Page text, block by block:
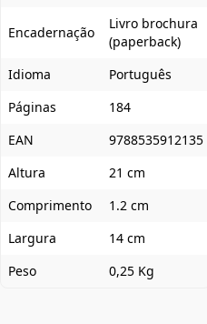
Encadernação
Livro brochura
(paperback)
Idioma
Português
Páginas
184
EAN
9788535912135
Altura
21 cm
Comprimento
1.2 cm
Largura
14 cm
Peso
0,25 Kg